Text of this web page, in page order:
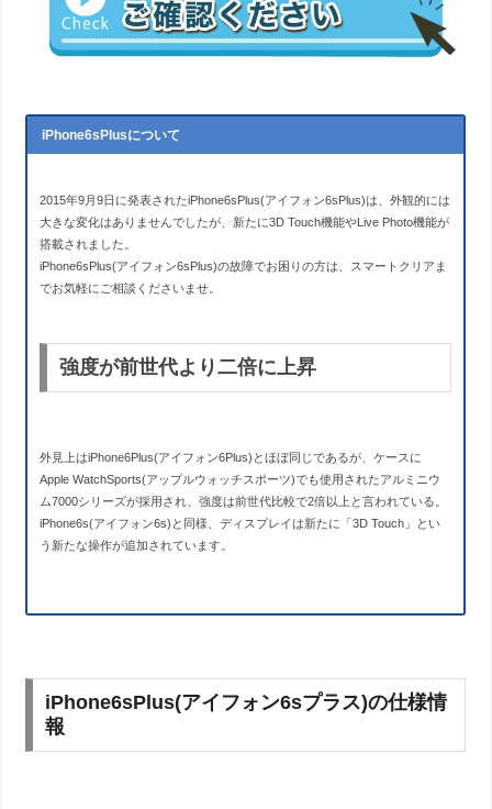
iPhone6sPlusについて
2015年9月9日に発表されたiPhone6sPlus(アイフォン6sPlus)は、外観的には
大きな変化はありませんでしたが、新たに3D Touch機能やLive Photo機能が
搭載されました。
iPhone6sPlus(アイフォン6sPlus)の故障でお困りの方は、スマートクリアま
でお気軽にご相談くださいませ。
強度が前世代より二倍に上昇
外見上はiPhone6Plus(アイフォン6Plus)とほぼ同じであるが、ケースに
Apple WatchSports(アップルウォッチスポーツ)でも使用されたアルミニウ
ム7000シリーズが採用され、強度は前世代比較で2倍以上と言われている。
iPhone6s(アイフォン6s)と同様、ディスプレイは新たに「3D Touch」とい
う新たな操作が追加されています。
iPhone6sPlus(アイフォン6sプラス)の仕様情
報